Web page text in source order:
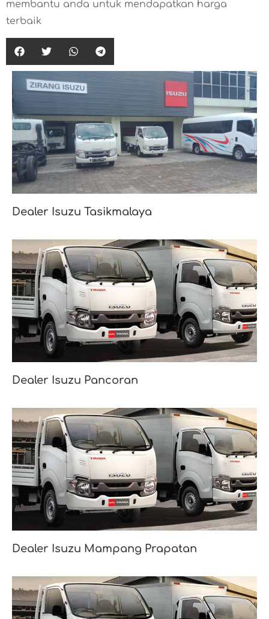
membantu anda untuk mendapatkan harga
terbaik
Dealer Isuzu Tasikmalaya
Dealer Isuzu Pancoran
Dealer Isuzu Mampang Prapatan